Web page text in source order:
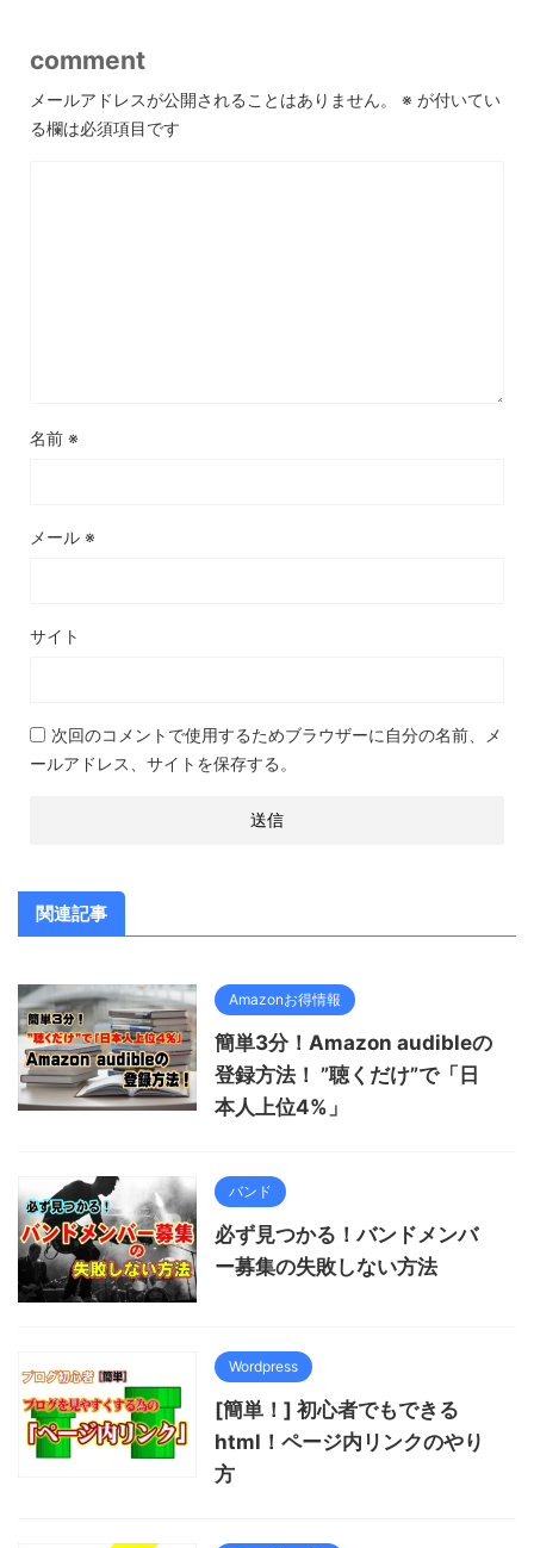
comment
メールアドレスが公開されることはありません。 ※ が付いてい
る欄は必須項目です
名前 ※
メール ※
サイト
次回のコメントで使用するためブラウザーに自分の名前、メ
ールアドレス、サイトを保存する。
関連記事
Amazonお得情報
簡単3分！Amazon audibleの
登録方法！ ”聴くだけ”で「日
本人上位4%」
バンド
必ず見つかる！バンドメンバ
ー募集の失敗しない方法
Wordpress
[簡単！] 初心者でもできる
html！ページ内リンクのやり
方